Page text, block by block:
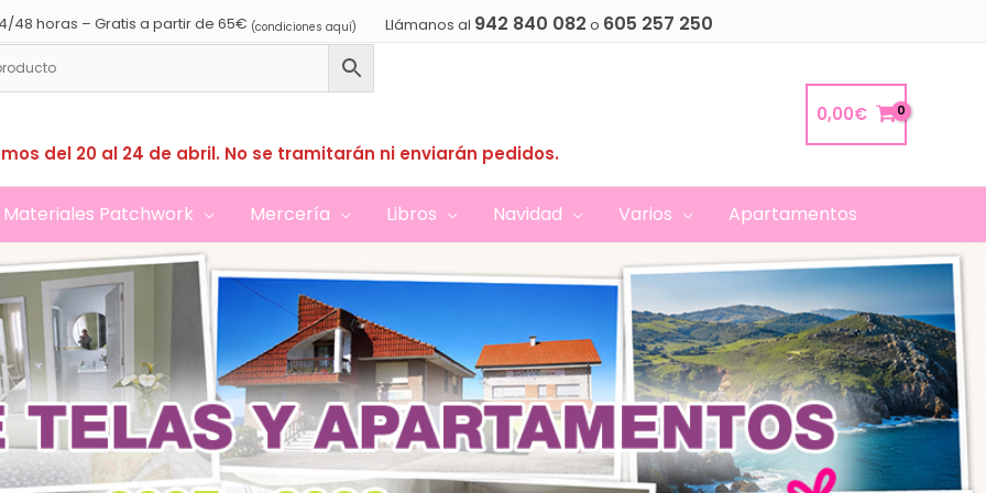
48 horas – Gratis a partir de 65€ (condiciones aquí) Llámanos al 942 840 082 o 605 257 250
del 20 al 24 de abril. No se tramitarán ni enviarán pedidos.
0,00€
Materiales Patchwork Mercería Libros Navidad Varios Apartamentos